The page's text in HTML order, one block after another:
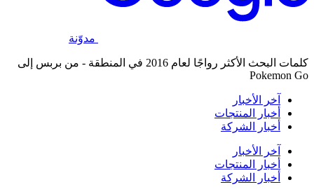
مدوّنة
كلمات البحث الأكثر رواجًا لعام 2016 في المنطقة - من بربس إلى
Pokemon Go
آخر الأخبار
أخبار المنتجات
أخبار الشركة
آخر الأخبار
أخبار المنتجات
أخبار الشركة